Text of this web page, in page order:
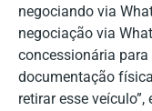
negociando via
negociação via
concessionária
documentação
retirar esse